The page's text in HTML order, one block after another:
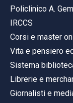
Policlinico A.
IRCCS
Corsi e master
Vita e pensiero
Sistema
Librerie e
Giornalisti e